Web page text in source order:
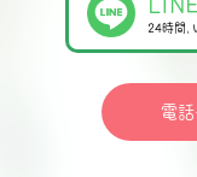
24時間､
電